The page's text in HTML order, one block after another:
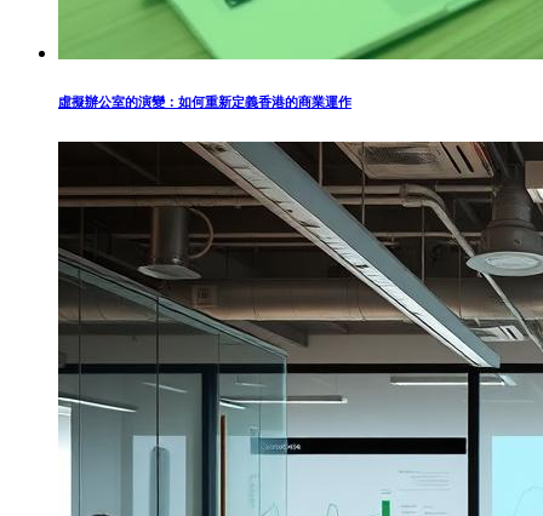
虛擬辦公室的演變：如何重新定義香港的商業運作